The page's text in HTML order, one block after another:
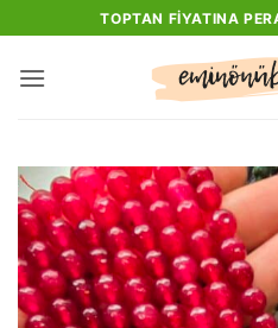
atla
TOPTAN FIYATINA